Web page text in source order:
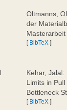
Oltmanns,
der
[ BibTeX ]
Kehar,
Limits in
Bottleneck
[ BibTeX ]